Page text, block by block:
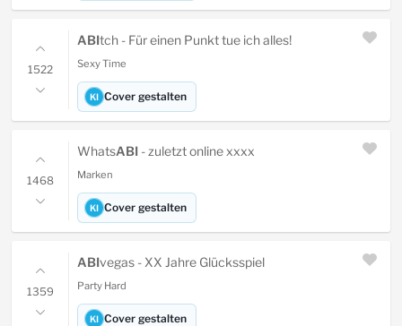
1522
ABItch - Für einen Punkt tue ich alles!
Sexy Time
KI Cover gestalten
1468
WhatsABI- zuletzt online xxxx
Marken
KI Cover gestalten
1359
ABIvegas - XX Jahre Glücksspiel
Party Hard
KI Cover gestalten